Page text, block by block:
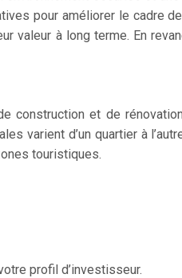
pour améliorer le cadre
valeur à long terme. En
construction et de
varient d’un quartier à
touristiques.
profil d’investisseur.